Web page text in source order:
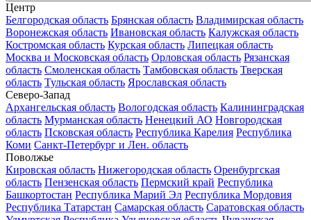
Центр
Белгородская область Брянская область Владимирская область
Воронежская область Ивановская область Калужская область
Костромская область Курская область Липецкая область
Москва и Московская область Орловская область Рязанская
область Смоленская область Тамбовская область Тверская
область Тульская область Ярославская область
Северо-Запад
Архангельская область Вологодская область Калининградская
область Мурманская область Ненецкий АО Новгородская
область Псковская область Республика Карелия Республика
Коми Санкт-Петербург и Лен. область
Поволжье
Кировская область Нижегородская область Оренбургская
область Пензенская область Пермский край Республика
Башкортостан Республика Марий Эл Республика Мордовия
Республика Татарстан Самарская область Саратовская область